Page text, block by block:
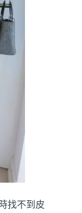
找不到皮